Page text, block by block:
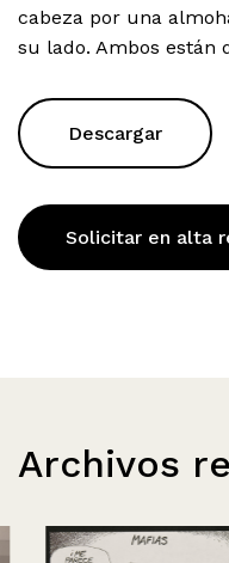
cabeza por una
su lado. Ambos están
Descargar
Solicitar en alta
Archivos